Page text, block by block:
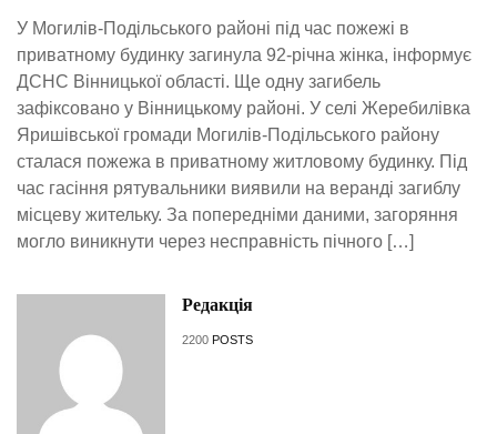
У Могилів-Подільського районі під час пожежі в
приватному будинку загинула 92-річна жінка, інформує
ДСНС Вінницької області. Ще одну загибель
зафіксовано у Вінницькому районі. У селі Жеребилівка
Яришівської громади Могилів-Подільського району
сталася пожежа в приватному житловому будинку. Під
час гасіння рятувальники виявили на веранді загиблу
місцеву жительку. За попередніми даними, загоряння
могло виникнути через несправність пічного […]
Редакція
2200 POSTS